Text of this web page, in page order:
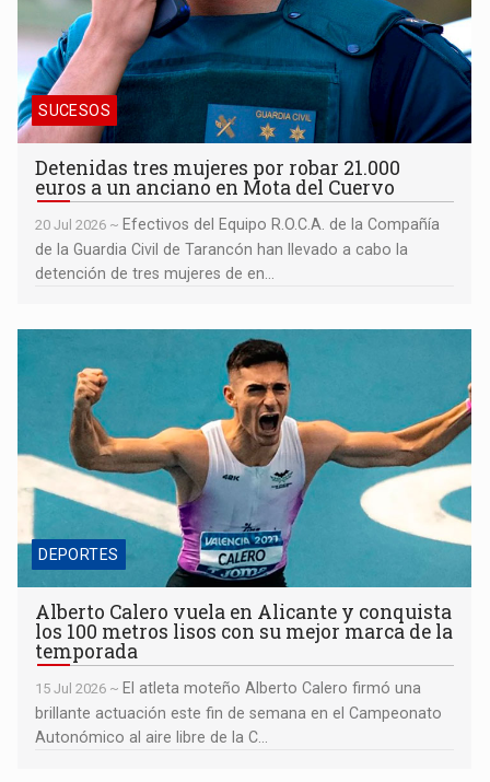
SUCESOS
Detenidas tres mujeres por robar 21.000
euros a un anciano en Mota del Cuervo
20 Jul 2026 ~ Efectivos del Equipo R.O.C.A. de la Compañía
de la Guardia Civil de Tarancón han llevado a cabo la
detención de tres mujeres de en...
Alberto Calero vuela en Alicante y conquista los 100 metros
lisos con su mejor marca de la temporada
DEPORTES
Alberto Calero vuela en Alicante y conquista
los 100 metros lisos con su mejor marca de la
temporada
15 Jul 2026 ~ El atleta moteño Alberto Calero firmó una
brillante actuación este fin de semana en el Campeonato
Autonómico al aire libre de la C...